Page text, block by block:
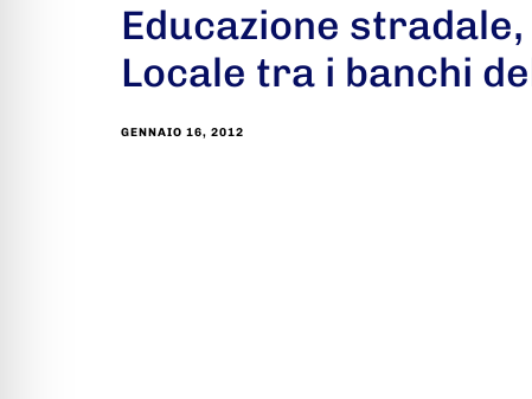
Educazione
Locale tra i banchi
GENNAIO 16, 2012